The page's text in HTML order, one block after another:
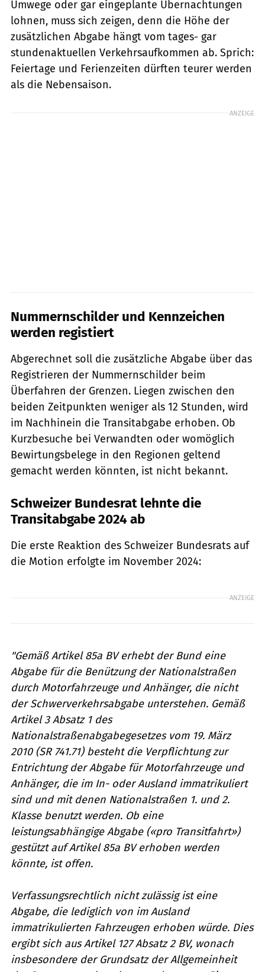
Umwege oder gar eingeplante Übernachtungen
lohnen, muss sich zeigen, denn die Höhe der
zusätzlichen Abgabe hängt vom tages- gar
stundenaktuellen Verkehrsaufkommen ab. Sprich:
Feiertage und Ferienzeiten dürften teurer werden
als die Nebensaison.
ANZEIGE
Nummernschilder und Kennzeichen
werden registiert
Abgerechnet soll die zusätzliche Abgabe über das
Registrieren der Nummernschilder beim
Überfahren der Grenzen. Liegen zwischen den
beiden Zeitpunkten weniger als 12 Stunden, wird
im Nachhinein die Transitabgabe erhoben. Ob
Kurzbesuche bei Verwandten oder womöglich
Bewirtungsbelege in den Regionen geltend
gemacht werden könnten, ist nicht bekannt.
Schweizer Bundesrat lehnte die
Transitabgabe 2024 ab
Die erste Reaktion des Schweizer Bundesrats auf
die Motion erfolgte im November 2024:
ANZEIGE
"Gemäß Artikel 85a BV erhebt der Bund eine
Abgabe für die Benützung der Nationalstraßen
durch Motorfahrzeuge und Anhänger, die nicht
der Schwerverkehrsabgabe unterstehen. Gemäß
Artikel 3 Absatz 1 des
Nationalstraßenabgabegesetzes vom 19. März
2010 (SR 741.71) besteht die Verpflichtung zur
Entrichtung der Abgabe für Motorfahrzeuge und
Anhänger, die im In- oder Ausland immatrikuliert
sind und mit denen Nationalstraßen 1. und 2.
Klasse benutzt werden. Ob eine
leistungsabhängige Abgabe («pro Transitfahrt»)
gestützt auf Artikel 85a BV erhoben werden
könnte, ist offen.
Verfassungsrechtlich nicht zulässig ist eine
Abgabe, die lediglich von im Ausland
immatrikulierten Fahrzeugen erhoben würde. Dies
ergibt sich aus Artikel 127 Absatz 2 BV, wonach
insbesondere der Grundsatz der Allgemeinheit